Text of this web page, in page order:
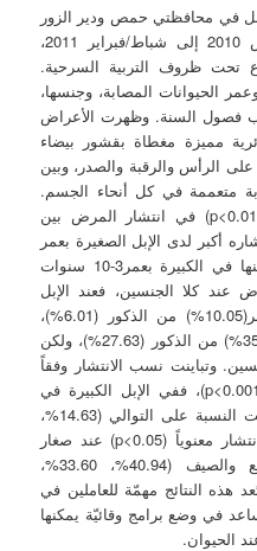
رأساً من الإبل في محافظتي حمص ودير الزور
بسورية خلال الفترة من آذار/مارس 2010 إلى شباط/فبراير 2011،
تحت ظروف التربية السرحية.
الحيوانات المصابة، وجنسها،
فصول السنة. وظهرت الأعراض
مميزة مغطاة بقشور بيضاء
الرأس والرقبة والصدر، وبين
متعممة في كل أنحاء الجسم.
أظهرت النتائج وجود فرق معنوي (p<0.01) في انتشار المرض بين
أكبر لدى الإبل الصغيرة بعمر
حتى 3 سنوات وبنسبة (31.87%) منها في الكبيرة بعمر3-10 سنوات
عند كلا الجنسين، فعند الإبل
الكبيرة كانت النسبة في الإناث أكبر(10.05%) من الذكور (6.01%)،
وكذلك في الإناث الصغيرة أكبر (35.40%) من الذكور (27.63%)، ولكن
وتباينت نسب الانتشار وفقاً
للفصل من العام وبصورة معنوية (p<0.001)، ففي الإبل الكبيرة في
الشتاء والخريف والصيف والربيع كانت النسبة على التوالي (14.63%،
10.95%، 7.69%، 4.98%). وكان الانتشار معنوياً (p<0.05) عند صغار
الإبل في الشتاء والخريف والربيع والصيف (40.94%، 33.60%،
. وتُعد هذه النتائج مهمّة للعاملين في
في وضع برامج وقائيّة يمكنها
الحيوان.